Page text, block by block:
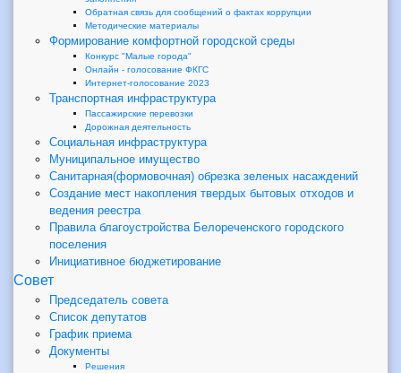
Обратная связь для сообщений о фактах коррупции
Методические материалы
Формирование комфортной городской среды
Конкурс "Малые города"
Онлайн - голосование ФКГС
Интернет-голосование 2023
Транспортная инфраструктура
Пассажирские перевозки
Дорожная деятельность
Социальная инфраструктура
Муниципальное имущество
Санитарная(формовочная) обрезка зеленых насаждений
Создание мест накопления твердых бытовых отходов и
ведения реестра
Правила благоустройства Белореченского городского
поселения
Инициативное бюджетирование
Совет
Председатель совета
Список депутатов
График приема
Документы
Решения